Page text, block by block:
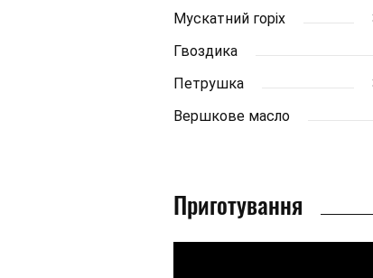
Мускатний горіх
Гвоздика
Петрушка
Вершкове масло
Приготування